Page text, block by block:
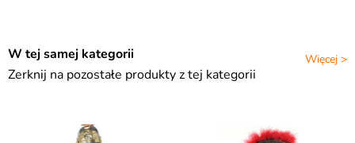
Więcej >
W tej samej kategorii
Zerknij na pozostałe produkty z tej kategorii